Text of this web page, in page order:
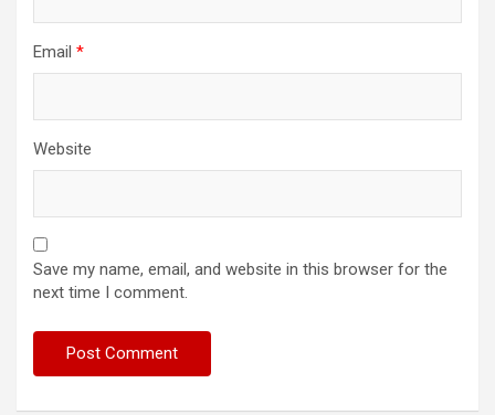
Email *
Website
Save my name, email, and website in this browser for the
next time I comment.